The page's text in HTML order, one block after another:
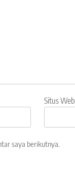
Situs Web
saya berikutnya.